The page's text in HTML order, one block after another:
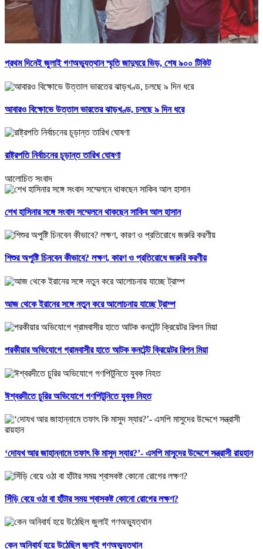
প্রথম দিনেই জুলাই গণঅভ্যুত্থান স্মৃতি জাদুঘরে ভিড়, শেষ ৯০০ টিকিট
আবারও বিক্ষোভে উত্তাল ভারতের ঝাড়খণ্ড, চলছে ৯ দিন ধরে
রাষ্ট্রপতি নির্বাচনের চূড়ান্ত তারিখ ঘোষণা
আলোচিত সংবাদ
শেখ হাসিনার সঙ্গে সংবাদ সম্মেলনে থাকছেন সাকিব আল হাসান
শিশুর অপুষ্টি চিনবেন কীভাবে? লক্ষণ, কারণ ও প্রতিরোধে জরুরি করণীয়
আজ থেকে ইরানের সঙ্গে নতুন করে আলোচনায় যাচ্ছে ট্রাম্প
পরকীয়ার অভিযোগে গ্রামবাসীর হাতে আটক কনটেন্ট ক্রিয়েটর রিপন মিয়া
ঈশ্বরদীতে চুরির অভিযোগে গণপিটুনিতে যুবক নিহত
‘দোযখ আর জাহান্নামে তফাৎ কি মাসুদ স্যার?’- এসপি মাসুদের উদ্দেশে সন্ত্রাসী রায়হান
সিঁড়ি বেয়ে ওঠা বা হাঁটার সময় শ্বাসকষ্ট কোনো রোগের লক্ষণ?
কেন অনিবার্য হয়ে উঠেছিল জুলাই গণঅভ্যুত্থান